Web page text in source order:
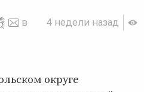
4 недели назад
в
округе